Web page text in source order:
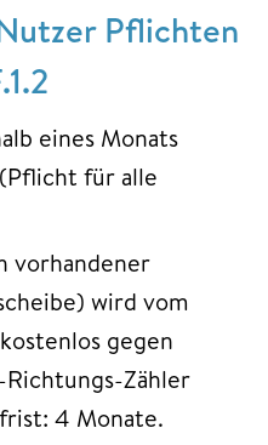
Pflichten
eines Monats
für alle
vorhandener
wird vom
gegen
Zähler
4 Monate.